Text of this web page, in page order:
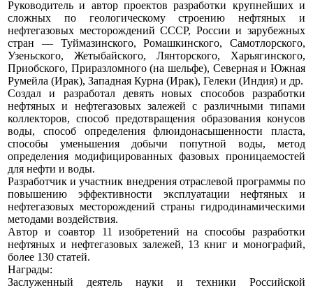
Руководитель и автор проектов разработки крупнейших и
сложных по геологическому строению нефтяных и
нефтегазовых месторождений СССР, России и зарубежных
стран — Туймазинского, Ромашкинского, Самотлорского,
Узеньского, Жетыбайского, Лянторского, Харьягинского,
Приобского, Приразломного (на шельфе), Северная и Южная
Румейла (Ирак), Западная Курна (Ирак), Гелеки (Индия) и др.
Создал и разработал девять новых способов разработки
нефтяных и нефтегазовых залежей с различными типами
коллекторов, способ предотвращения образования конусов
воды, способ определения флюидонасышенности пласта,
способы уменьшения добычи попутной воды, метод
определения модифицированных фазовых проницаемостей
для нефти и воды.
Разработчик и участник внедрения отраслевой программы по
повышению эффективности эксплуатации нефтяных и
нефтегазовых месторождений страны гидродинамическими
методами воздействия.
Автор и соавтор 11 изобретений на способы разработки
нефтяных и нефтегазовых залежей, 13 книг и монографий,
более 130 статей.
Награды:
Заслуженный деятель науки и техники Российской